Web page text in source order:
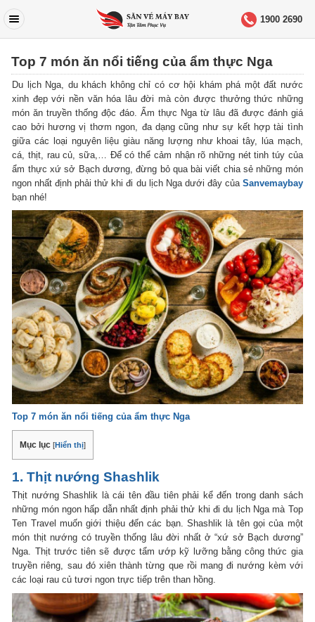
1900 2690
Top 7 món ăn nổi tiếng của ẩm thực Nga
Du lịch Nga, du khách không chỉ có cơ hội khám phá một đất nước
xinh đẹp với nền văn hóa lâu đời mà còn được thưởng thức những
món ăn truyền thống độc đáo. Ẩm thực Nga từ lâu đã được đánh giá
cao bởi hương vị thơm ngon, đa dạng cũng như sự kết hợp tài tình
giữa các loại nguyên liệu giàu năng lượng như khoai tây, lúa mạch,
cá, thịt, rau củ, sữa,… Để có thể cảm nhận rõ những nét tinh túy của
ẩm thực xứ sở Bạch dương, đừng bỏ qua bài viết chia sẻ những món
ngon nhất định phải thử khi đi du lịch Nga dưới đây của Sanvemaybay
bạn nhé!
Top 7 món ăn nổi tiếng của ẩm thực Nga
Mục lục [Hiển thị]
1. Thịt nướng Shashlik
Thịt nướng Shashlik là cái tên đầu tiên phải kể đến trong danh sách
những món ngon hấp dẫn nhất định phải thử khi đi du lịch Nga mà Top
Ten Travel muốn giới thiệu đến các bạn. Shashlik là tên gọi của một
món thịt nướng có truyền thống lâu đời nhất ở “xứ sở Bạch dương”
Nga. Thịt trước tiên sẽ được tẩm ướp kỹ lưỡng bằng công thức gia
truyền riêng, sau đó xiên thành từng que rồi mang đi nướng kèm với
các loại rau củ tươi ngon trực tiếp trên than hồng.